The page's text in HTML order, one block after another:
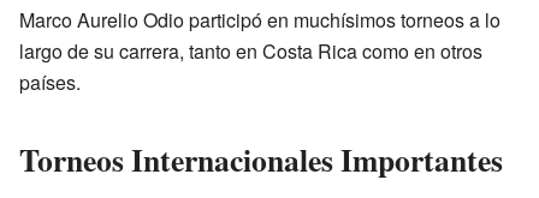
Marco Aurelio Odio participó en muchísimos torneos a lo
largo de su carrera, tanto en Costa Rica como en otros
países.
Torneos Internacionales Importantes